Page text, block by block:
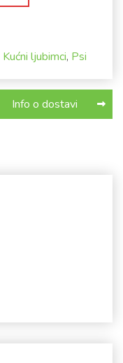
Kućni ljubimci, Psi
Info o dostavi